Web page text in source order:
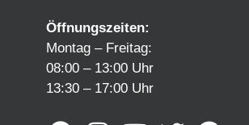
oder konnten.
Öffnungszeiten:
Montag – Freitag:
08:00 – 13:00 Uhr
13:30 – 17:00 Uhr